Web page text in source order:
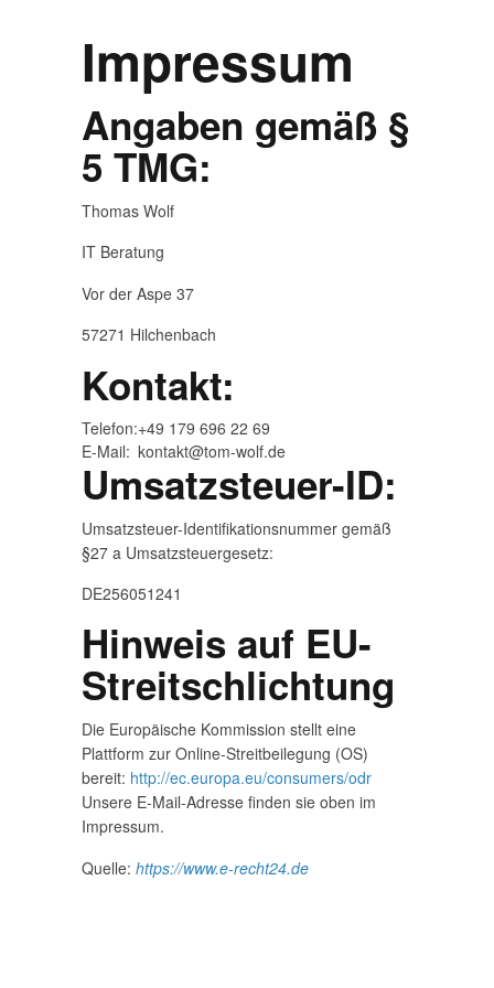
Impressum
Angaben gemäß §
5 TMG:
Thomas Wolf
IT Beratung
Vor der Aspe 37
57271 Hilchenbach
Kontakt:
Telefon:+49 179 696 22 69
E-Mail: kontakt@tom-wolf.de
Umsatzsteuer-ID:
Umsatzsteuer-Identifikationsnummer gemäß
§27 a Umsatzsteuergesetz:
DE256051241
Hinweis auf EU-
Streitschlichtung
Die Europäische Kommission stellt eine
Plattform zur Online-Streitbeilegung (OS)
bereit: http://ec.europa.eu/consumers/odr
Unsere E-Mail-Adresse finden sie oben im
Impressum.
Quelle: https://www.e-recht24.de